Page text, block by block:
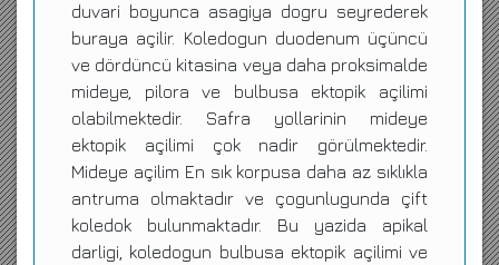
duvari boyunca asagiya dogru seyrederek
buraya açilir. Koledogun duodenum üçüncü
ve dördüncü kitasina veya daha proksimalde
mideye, pilora ve bulbusa ektopik açilimi
olabilmektedir. Safra yollarinin mideye
ektopik açilimi çok nadir görülmektedir.
Mideye açilim En sık korpusa daha az sıklıkla
antruma olmaktadır ve çogunlugunda çift
koledok bulunmaktadır. Bu yazida apikal
darligi, koledogun bulbusa ektopik açilimi ve